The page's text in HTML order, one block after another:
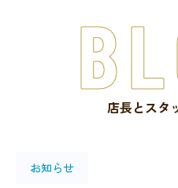
店長とスタ
お知らせ